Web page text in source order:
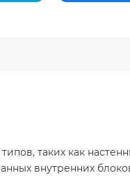
таких как
внутренних